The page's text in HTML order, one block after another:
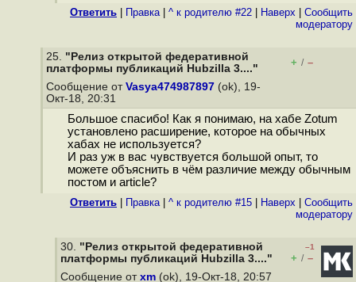
Ответить Правка| ^ к родителю #22 Наверх
Cообщить
модератору
25. "Релиз открытой федеративной
платформы публикаций Hubzilla 3...."
+ / –
Сообщение от Vasya474987897 (ok), 19-
Окт-18, 20:31
Большое спасибо! Как я понимаю, на хабе Zotum
установлено расширение, которое на обычных
хабах не используется?
И раз уж в вас чувствуется большой опыт, то
можете объяснить в чём различие между обычным
постом и article?
Ответить Правка| ^ к родителю #15 Наверх
Cообщить
модератору
30. "Релиз открытой федеративной
платформы публикаций Hubzilla 3...."
–1
+ / –
Сообщение от xm (ok), 19-Окт-18, 20:57